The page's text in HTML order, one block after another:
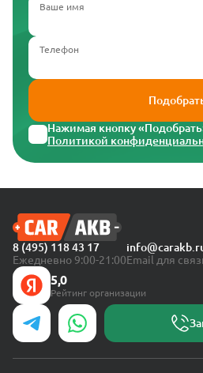
Ваше имя
Телефон
Нажимая кнопку
Политикой
8 (495) 118 43 17
Ежедневно 9:00-21:00Email для
5,0
Рейтинг организации